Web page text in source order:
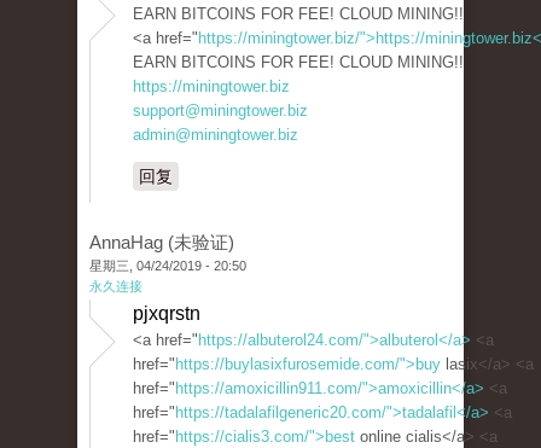
EARN BITCOINS FOR FEE! CLOUD MINING!!
<a href=" https://miningtower.biz/">https://
EARN BITCOINS FOR FEE! CLOUD MINING!!
https://miningtower.biz
support@miningtower.biz
admin@miningtower.biz
回复
AnnaHag (未验证)
星期三, 04/24/2019 - 20:50
永久连接
pjxqrstn
<a href=" https://albuterol24.com/">albuterol</a> <a
href=" https://buylasixfurosemide.com/">buy lasix</a> <a
href=" https://amoxicillin911.com/">amoxicillin</a> <a
href=" https://tadalafilgeneric20.com/">tadalafil</a> <a
href=" https://cialis3.com/">best online cialis</a> <a